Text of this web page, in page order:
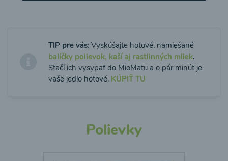
TIP pre vás: Vyskúšajte hotové, namiešané
balíčky polievok, kaší aj rastlinných mliek.
Stačí ich vysypať do MioMatu a o pár minút je
vaše jedlo hotové. KÚPIŤ TU
Polievky